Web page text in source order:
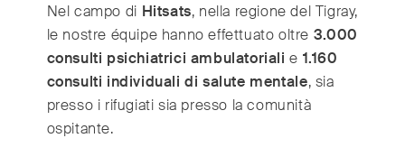
Nel campo di Hitsats, nella regione del Tigray,
le nostre équipe hanno effettuato oltre 3.000
consulti psichiatrici ambulatoriali e 1.160
consulti individuali di salute mentale, sia
presso i rifugiati sia presso la comunità
ospitante.